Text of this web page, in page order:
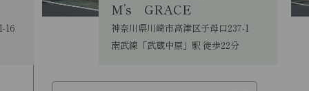
16
M’s GRACE
神奈川県川崎市高津区子母口237-1
南武線「武蔵中原」駅 徒歩22分